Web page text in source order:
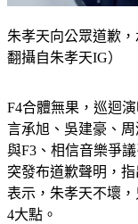
朱孝天向公眾道歉
翻攝自朱孝天IG）
F4合體無果，巡迴
言承旭、吳建豪、
與F3、相信音樂爭
突發布道歉聲明，
表示，朱孝天不壞
4大點。